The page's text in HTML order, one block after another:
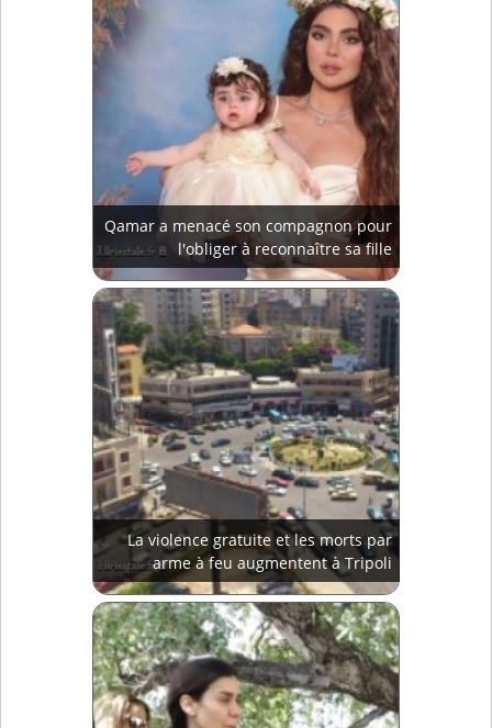
Qamar a menacé son compagnon pour
l'obliger à reconnaître sa fille
La violence gratuite et les morts par
arme à feu augmentent à Tripoli